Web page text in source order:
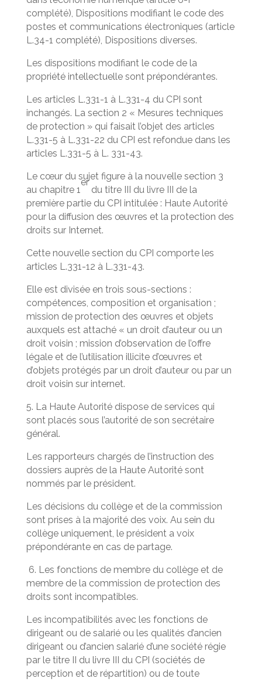
complété), Dispositions modifiant le code des
postes et communications électroniques (article
L.34-1 complété), Dispositions diverses.
Les dispositions modifiant le code de la
propriété intellectuelle sont prépondérantes.
Les articles L.331-1 à L.331-4 du CPI sont
inchangés. La section 2 « Mesures techniques
de protection » qui faisait l’objet des articles
L.331-5 à L.331-22 du CPI est refondue dans les
articles L.331-5 à L. 331-43.
Le cœur du sujet figure à la nouvelle section 3
au chapitre 1
er
du titre III du livre III de la
première partie du CPI intitulée : Haute Autorité
pour la diffusion des œuvres et la protection des
droits sur Internet.
Cette nouvelle section du CPI comporte les
articles L.331-12 à L.331-43.
Elle est divisée en trois sous-sections :
compétences, composition et organisation ;
mission de protection des œuvres et objets
auxquels est attaché « un droit d’auteur ou un
droit voisin ; mission d’observation de l’offre
légale et de l’utilisation illicite d’œuvres et
d’objets protégés par un droit d’auteur ou par un
droit voisin sur internet.
5. La Haute Autorité dispose de services qui
sont placés sous l’autorité de son secrétaire
général.
Les rapporteurs chargés de l’instruction des
dossiers auprès de la Haute Autorité sont
nommés par le président.
Les décisions du collège et de la commission
sont prises à la majorité des voix. Au sein du
collège uniquement, le président a voix
prépondérante en cas de partage.
6. Les fonctions de membre du collège et de
membre de la commission de protection des
droits sont incompatibles.
Les incompatibilités avec les fonctions de
dirigeant ou de salarié ou les qualités d’ancien
dirigeant ou d’ancien salarié d’une société régie
par le titre II du livre III du CPI (sociétés de
perception et de répartition) ou de toute